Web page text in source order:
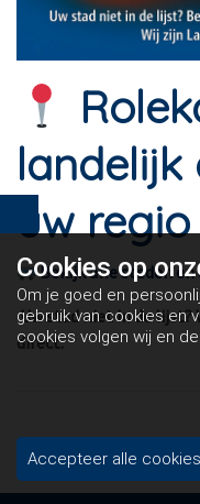
landelijk
uw regio
Bekijk alle steden
Uw stad niet in de lijst?
direct.
Cookies op
Om je goed en
gebruik van cookies en
cookies volgen wij en
en dit maakt het voor
Accepteer alle cookies